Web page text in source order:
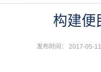
构建便
发布时间： 2017-05-